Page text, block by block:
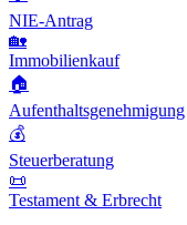
NIE-Antrag
🏡
Immobilienkauf
🏠
Aufenthaltsgenehmigung
💰
Steuerberatung
📜
Testament & Erbrecht